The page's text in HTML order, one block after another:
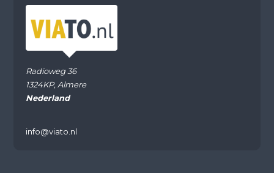
Radioweg 36
1324KP, Almere
Nederland
info@viato.nl